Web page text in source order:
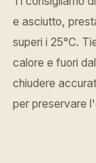
e asciutto,
superi i 25°C.
calore e fuori
chiudere
per preservare